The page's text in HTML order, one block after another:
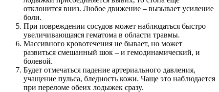
отклонится вниз. Любое движение – вызывает усиление
боли.
При повреждении сосудов может наблюдаться быстро
увеличивающаяся гематома в области травмы.
Массивного кровотечения не бывает, но может
развиться смешанный шок – и гемодинамический, и
болевой.
Будет отмечаться падение артериального давления,
учащение пульса, бледность кожи. Чаще это наблюдается
при переломе обеих лодыжек сразу.